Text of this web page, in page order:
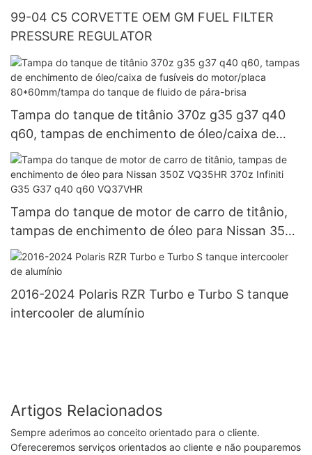
99-04 C5 CORVETTE OEM GM FUEL FILTER
PRESSURE REGULATOR
Tampa do tanque de titânio 370z g35 g37 q40
q60, tampas de enchimento de óleo/caixa de
fusíveis do motor/placa 80*60mm/tampa do
tanque de fluido de pára-brisa
Tampa do tanque de motor de carro de titânio,
tampas de enchimento de óleo para Nissan 350Z
VQ35HR 370z Infiniti G35 G37 q40 q60
VQ37VHR
2016-2024 Polaris RZR Turbo e Turbo S tanque
intercooler de alumínio
Artigos Relacionados
Sempre aderimos ao conceito orientado para o cliente.
Ofereceremos serviços orientados ao cliente e não pouparemos